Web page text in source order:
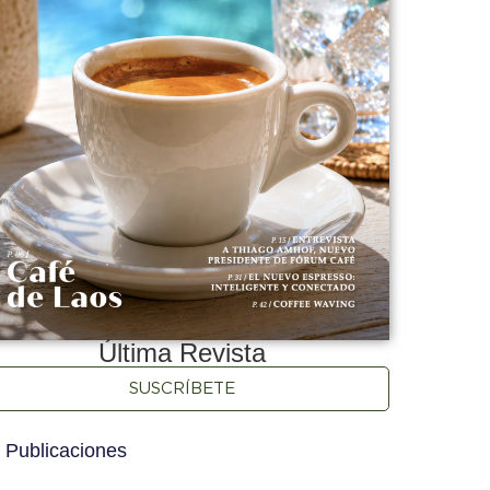
Última Revista
SUSCRÍBETE
Publicaciones